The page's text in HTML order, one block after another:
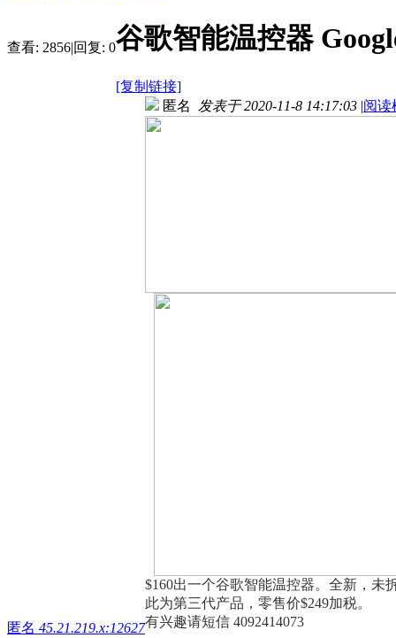
查看: 2856|回复: 0谷歌智能温控器
[复制链接]
匿名 45.21.219.x:12627
匿名 发表于 2020-11-8 14:17:03 |阅读
$160出一个谷歌智能温控器。全新，未
此为第三代产品，零售价$249加税。
有兴趣请短信 4092414073